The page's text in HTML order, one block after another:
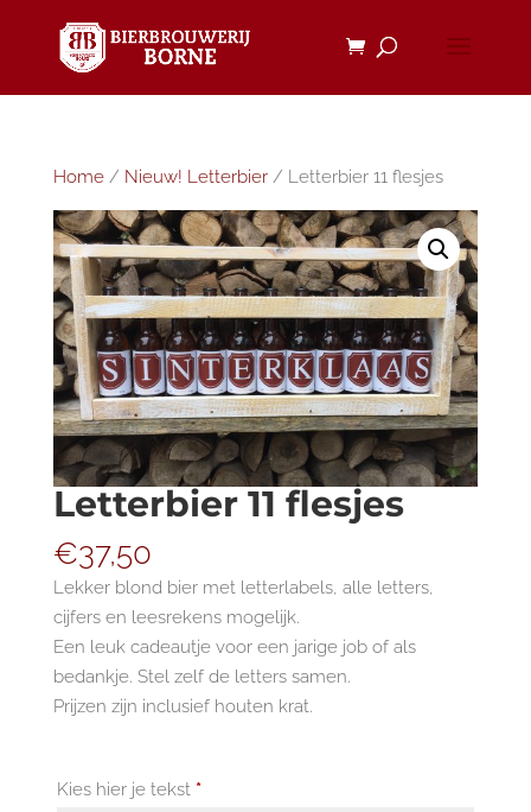
Home/ Nieuw! Letterbier/ Letterbier 11 flesjes
Letterbier 11 flesjes
€37,50
Lekker blond bier met letterlabels, alle letters,
cijfers en leesrekens mogelijk.
Een leuk cadeautje voor een jarige job of als
bedankje. Stel zelf de letters samen.
Prijzen zijn inclusief houten krat.
Kies hier je tekst *